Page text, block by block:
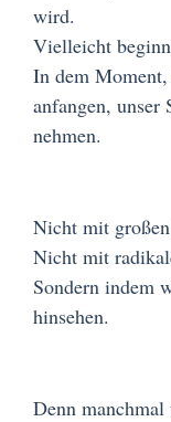
wird.
Vielleicht
In dem
anfangen,
nehmen.
Nicht mit
Nicht mit
Sondern indem
hinsehen.
Denn manchmal